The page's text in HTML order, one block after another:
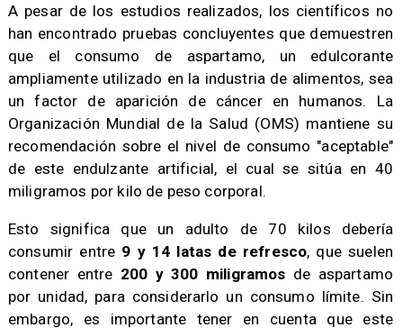
A pesar de los estudios realizados, los científicos no
han encontrado pruebas concluyentes que demuestren
que el consumo de aspartamo, un edulcorante
ampliamente utilizado en la industria de alimentos, sea
un factor de aparición de cáncer en humanos. La
Organización Mundial de la Salud (OMS) mantiene su
recomendación sobre el nivel de consumo "aceptable"
de este endulzante artificial, el cual se sitúa en 40
miligramos por kilo de peso corporal.
Esto significa que un adulto de 70 kilos debería
consumir entre 9 y 14 latas de refresco, que suelen
contener entre 200 y 300 miligramos de aspartamo
por unidad, para considerarlo un consumo límite. Sin
embargo, es importante tener en cuenta que este